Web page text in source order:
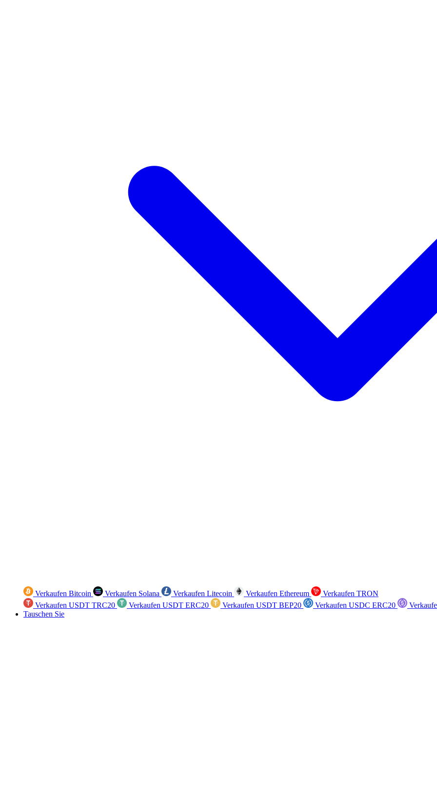
Verkaufen Bitcoin Verkaufen Solana Verkaufen Litecoin Verkaufen Ethereum
Verkaufen TRON
Verkaufen USDT TRC20
Verkaufen USDT ERC20 Verkaufen USDT BEP20 Verkaufen USDC ERC20
Tauschen Sie